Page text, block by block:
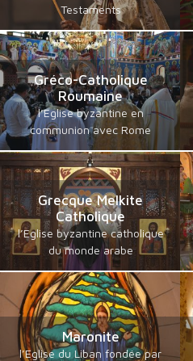
Testaments
Gréco-Catholique
Roumaine
l’Eglise byzantine en
communion avec Rome
Grecque Melkite
Catholique
l’Eglise byzantine catholique
du monde arabe
Maronite
l’Eglise du Liban fondée par